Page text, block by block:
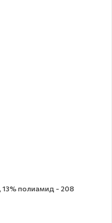
13% полиамид - 208